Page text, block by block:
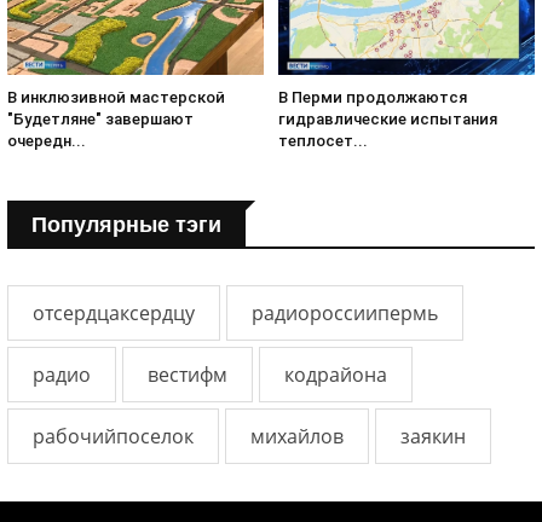
В инклюзивной мастерской
"Будетляне" завершают
очередн...
В Перми продолжаются
гидравлические испытания
теплосет...
Популярные тэги
отсердцаксердцу радиороссиипермь
радио вестифм кодрайона
рабочийпоселок михайлов заякин